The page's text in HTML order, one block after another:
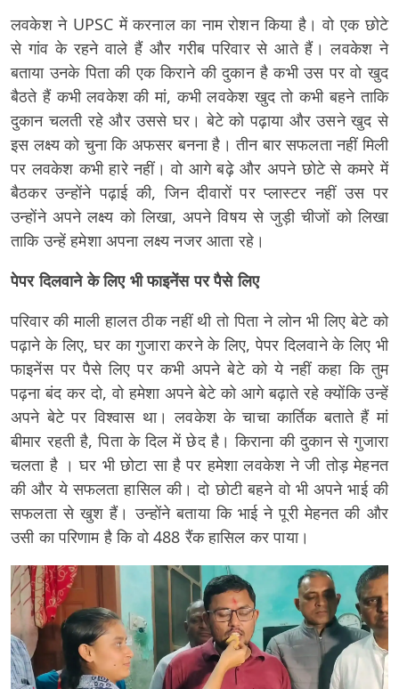
लवकेश ने UPSC में करनाल का नाम रोशन किया है। वो एक छोटे
से गांव के रहने वाले हैं और गरीब परिवार से आते हैं। लवकेश ने
बताया उनके पिता की एक किराने की दुकान है कभी उस पर वो खुद
बैठते हैं कभी लवकेश की मां, कभी लवकेश खुद तो कभी बहने ताकि
दुकान चलती रहे और उससे घर। बेटे को पढ़ाया और उसने खुद से
इस लक्ष्य को चुना कि अफसर बनना है। तीन बार सफलता नहीं मिली
पर लवकेश कभी हारे नहीं। वो आगे बढ़े और अपने छोटे से कमरे में
बैठकर उन्होंने पढ़ाई की, जिन दीवारों पर प्लास्टर नहीं उस पर
उन्होंने अपने लक्ष्य को लिखा, अपने विषय से जुड़ी चीजों को लिखा
ताकि उन्हें हमेशा अपना लक्ष्य नजर आता रहे।
पेपर दिलवाने के लिए भी फाइनेंस पर पैसे लिए
परिवार की माली हालत ठीक नहीं थी तो पिता ने लोन भी लिए बेटे को
पढ़ाने के लिए, घर का गुजारा करने के लिए, पेपर दिलवाने के लिए भी
फाइनेंस पर पैसे लिए पर कभी अपने बेटे को ये नहीं कहा कि तुम
पढ़ना बंद कर दो, वो हमेशा अपने बेटे को आगे बढ़ाते रहे क्योंकि उन्हें
अपने बेटे पर विश्वास था। लवकेश के चाचा कार्तिक बताते हैं मां
बीमार रहती है, पिता के दिल में छेद है। किराना की दुकान से गुजारा
चलता है । घर भी छोटा सा है पर हमेशा लवकेश ने जी तोड़ मेहनत
की और ये सफलता हासिल की। दो छोटी बहने वो भी अपने भाई की
सफलता से खुश हैं। उन्होंने बताया कि भाई ने पूरी मेहनत की और
उसी का परिणाम है कि वो 488 रैंक हासिल कर पाया।